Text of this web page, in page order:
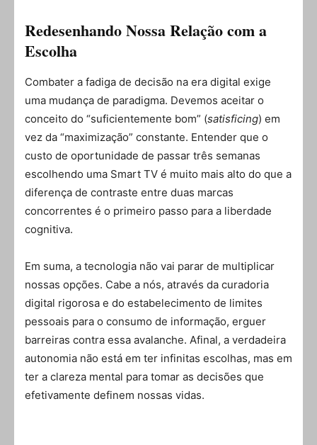
Redesenhando Nossa Relação com a
Escolha
Combater a fadiga de decisão na era digital exige
uma mudança de paradigma. Devemos aceitar o
conceito do “suficientemente bom” (satisficing) em
vez da “maximização” constante. Entender que o
custo de oportunidade de passar três semanas
escolhendo uma Smart TV é muito mais alto do que a
diferença de contraste entre duas marcas
concorrentes é o primeiro passo para a liberdade
cognitiva.
Em suma, a tecnologia não vai parar de multiplicar
nossas opções. Cabe a nós, através da curadoria
digital rigorosa e do estabelecimento de limites
pessoais para o consumo de informação, erguer
barreiras contra essa avalanche. Afinal, a verdadeira
autonomia não está em ter infinitas escolhas, mas em
ter a clareza mental para tomar as decisões que
efetivamente definem nossas vidas.